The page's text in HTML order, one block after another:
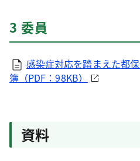
3 委員
感染症対応を踏まえた都
簿（PDF：98KB）
資料